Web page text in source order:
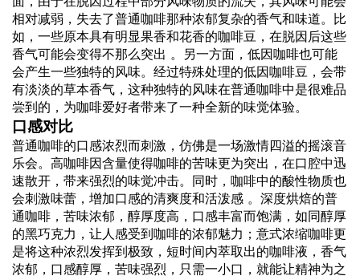
相对减弱，失去了普通咖啡那种浓郁复杂的香气和味道。比
如，一些原本具有明显果香和花香的咖啡豆，在脱因后这些
香气可能会变得不那么突出 。另一方面，低因咖啡也可能
会产生一些独特的风味。经过特殊处理的低因咖啡豆，会带
有淡淡的草本香气，这种独特的风味在普通咖啡中是很难品
尝到的，为咖啡爱好者带来了一种全新的味觉体验。
口感对比
普通咖啡的口感浓烈而刺激，仿佛是一场激情四溢的摇滚音
乐会。高咖啡因含量使得咖啡的苦味更为突出，在口腔中迅
速散开，带来强烈的味觉冲击。同时，咖啡中的酸性物质也
会刺激味蕾，增加口感的清爽度和活泼感 。深度烘焙的普
通咖啡，苦味浓郁，醇厚度高，口感丰富而饱满，如同醇厚
的黑巧克力，让人感受到咖啡的浓郁魅力；意式浓缩咖啡更
是将这种浓烈发挥到极致，短时间内萃取出的咖啡液，香气
浓郁，口感醇厚，苦味强烈，只需一小口，就能让精神为之